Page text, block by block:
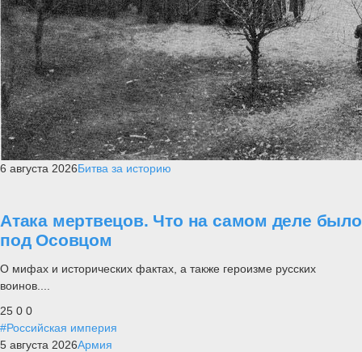
6 августа 2026Битва за историю
Атака мертвецов. Что на самом деле было
под Осовцом
О мифах и исторических фактах, а также героизме русских
воинов....
25 0 0
#Российская империя
5 августа 2026Армия